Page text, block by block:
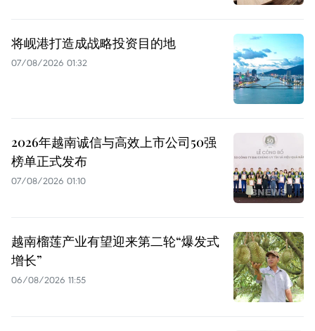
将岘港打造成战略投资目的地
07/08/2026 01:32
2026年越南诚信与高效上市公司50强
榜单正式发布
07/08/2026 01:10
越南榴莲产业有望迎来第二轮“爆发式
增长”
06/08/2026 11:55